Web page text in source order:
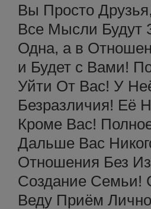
Вы Просто
Все Мысли Будут
Одна, а в
и Будет с Вами!
Уйти От Вас! У
Безразличия! Её
Кроме Вас!
Дальше Вас
Отношения Без
Создание Семьи!
Веду Приём